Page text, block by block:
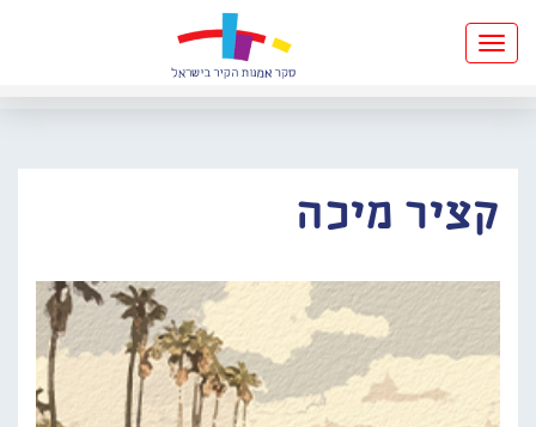
Toggle
navigation
קציר מיכה